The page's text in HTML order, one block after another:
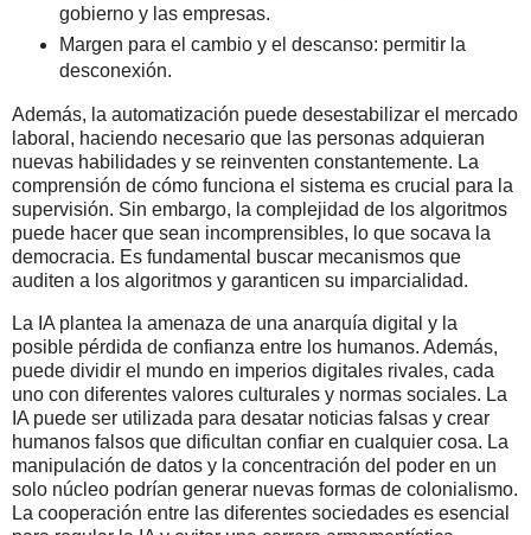
gobierno y las empresas.
Margen para el cambio y el descanso: permitir la
desconexión.
Además, la automatización puede desestabilizar el mercado
laboral, haciendo necesario que las personas adquieran
nuevas habilidades y se reinventen constantemente. La
comprensión de cómo funciona el sistema es crucial para la
supervisión. Sin embargo, la complejidad de los algoritmos
puede hacer que sean incomprensibles, lo que socava la
democracia. Es fundamental buscar mecanismos que
auditen a los algoritmos y garanticen su imparcialidad.
La IA plantea la amenaza de una anarquía digital y la
posible pérdida de confianza entre los humanos. Además,
puede dividir el mundo en imperios digitales rivales, cada
uno con diferentes valores culturales y normas sociales. La
IA puede ser utilizada para desatar noticias falsas y crear
humanos falsos que dificultan confiar en cualquier cosa. La
manipulación de datos y la concentración del poder en un
solo núcleo podrían generar nuevas formas de colonialismo.
La cooperación entre las diferentes sociedades es esencial